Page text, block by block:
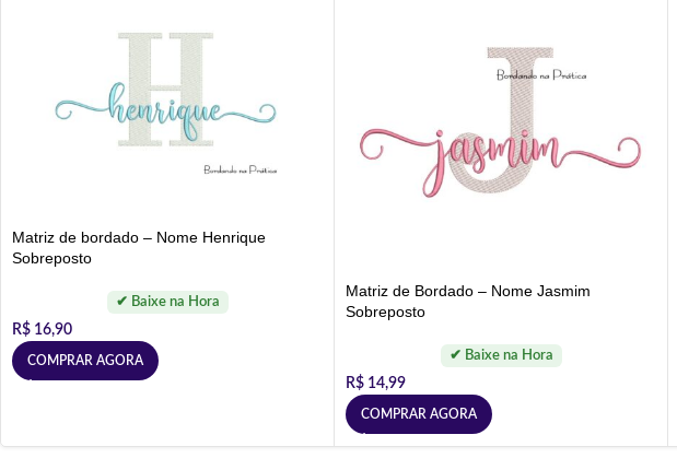
Matriz de bordado – Nome Henrique
Sobreposto
R$ 16,90
COMPRAR AGORA
Matriz de Bordado – Nome Jasmim
Sobreposto
R$ 14,99
COMPRAR AGORA